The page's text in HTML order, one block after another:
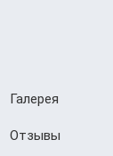
Галерея
Отзывы